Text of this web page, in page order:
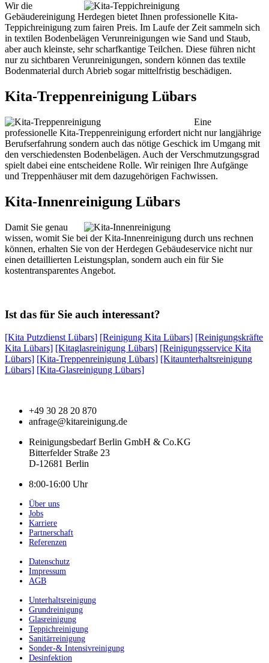
Wir die
Gebäudereinigung Herdegen bietet Ihnen professionelle Kita-
Teppichreinigung zum fairen Preis. Im Laufe der Zeit sammeln sich
in textilen Bodenbelägen Verunreinigungen wie Sand und Staub,
aber auch kleinste, sehr scharfkantige Teilchen. Diese führen nicht
nur zu sichtbaren Verunreinigungen, sondern können das textile
Bodenmaterial durch Abrieb sogar mittelfristig beschädigen.
Kita-Treppenreinigung Lübars
Eine
professionelle Kita-Treppenreinigung erfordert nicht nur langjährige
Berufserfahrung sondern auch das nötige Geschick im Umgang mit
den verschiedensten Bodenbelägen. Auch der Verschmutzungsgrad
spielt dabei eine entscheidene Rolle. Wir reinigen Ihre Aufgänge
und Treppenhäuser mit dem dazugehörigen Fachwissen.
Kita-Innenreinigung Lübars
Damit Sie genau
wissen, womit Sie bei der Kita-Innenreinigung durch uns rechnen
können, erhalten Sie von der Herdegen Gebäudeservice nicht nur
einen detaillierten Leistungsplan, sondern auch ein für Sie
kostentransparentes Angebot.
Ist das für Sie auch interessant?
[Kita Putzdienst Lübars] [Reinigung Kita Lübars] [Reinigungskräfte
Kita Lübars] [Kitaglasreinigung Lübars] [Reinigungsservice Kita
Lübars] [Kita-Treppenreinigung Lübars] [Kitaunterhaltsreinigung
Lübars] [Kita-Glasreinigung Lübars]
+49 30 28 20 870
anfrage@kitareinigung.de
Reinigungsbedarf Berlin GmbH & Co.KG
Bitterfelder Straße 23
D-12681 Berlin
8:00-16:00 Uhr
Über uns
Jobs
Karriere
Partnerschaft
Referenzen
Datenschutz
Impressum
AGB
Unterhaltsreinigung
Grundreinigung
Glasreinigung
Teppichreinigung
Sanitärreinigung
Sonder-& Intensivreinigung
Desinfektion